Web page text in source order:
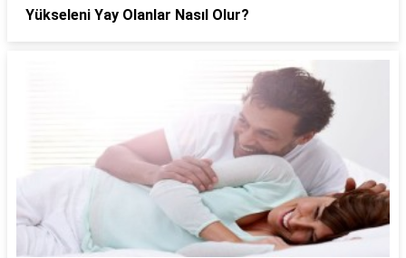
Yükseleni Yay Olanlar Nasıl Olur?